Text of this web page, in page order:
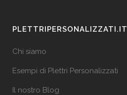
PLETTRIPERSONALIZZATI.IT
Chi siamo
Esempi di Plettri Personalizzati
Il nostro Blog